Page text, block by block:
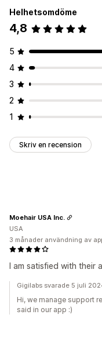
Helhetsomdöme
4,8
5
4
3
2
1
Skriv en recension
I am satisfied with their
Moehair USA Inc.
USA
3 månader användning av
Gigilabs svarade 5 juli
Hi, we manage support
said in our app :)